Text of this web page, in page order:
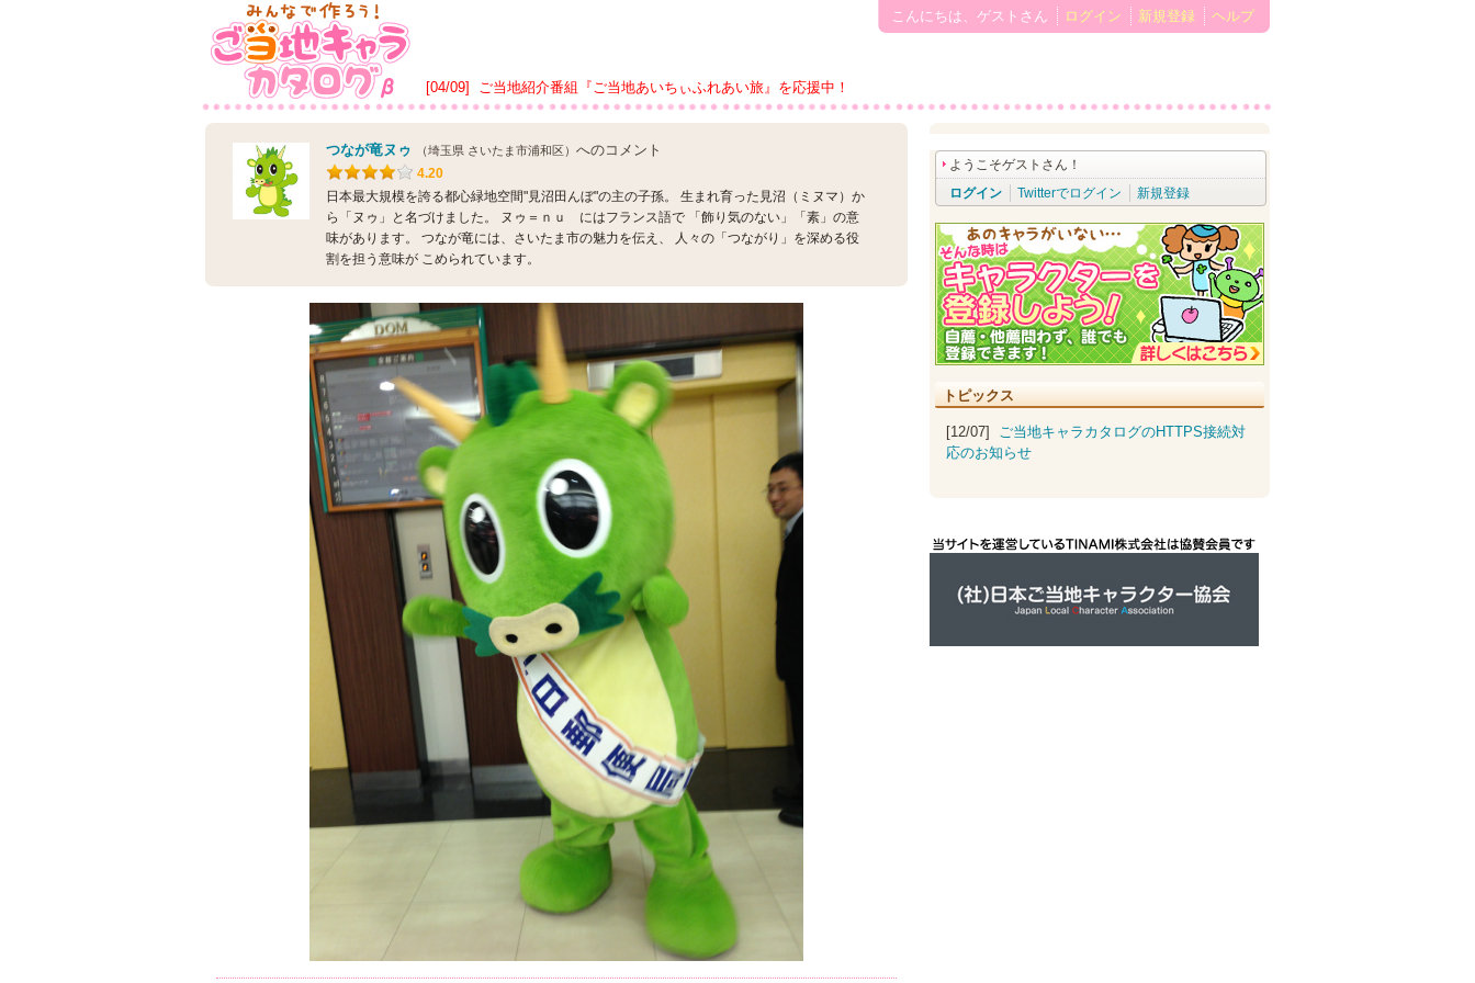
[04/09] ご当地紹介番組『ご当地あいちぃふれあい旅』を応援中！
こんにちは、ゲストさん ログイン 新規登録 ヘルプ
つなが竜ヌゥ （埼玉県 さいたま市浦和区） へのコメント
4.20
日本最大規模を誇る都心緑地空間"見沼田んぼ"の主の子孫。 生まれ育った見沼（ミヌマ）か
ら「ヌゥ」と名づけました。 ヌゥ＝ｎｕ にはフランス語で 「飾り気のない」「素」の意
味があります。 つなが竜には、さいたま市の魅力を伝え、 人々の「つながり」を深める役
割を担う意味が こめられています。
ようこそゲストさん！
ログイン
Twitterでログイン 新規登録
トピックス
[12/07] ご当地キャラカタログのHTTPS接続対
応のお知らせ